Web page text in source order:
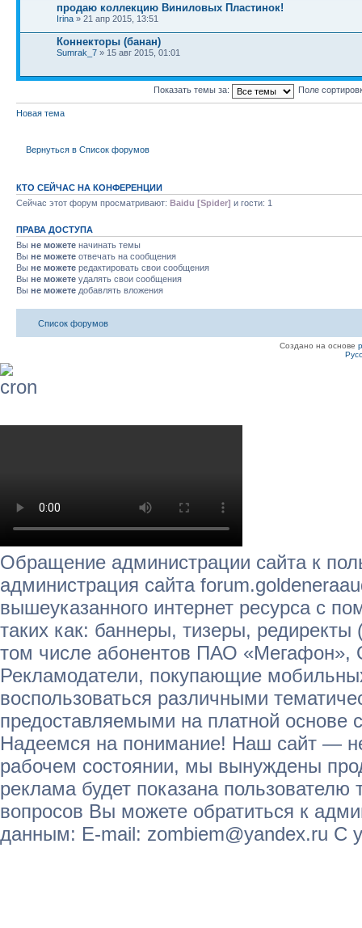
продаю коллекцию Виниловых Пластинок!
Irina » 21 апр 2015, 13:51
Коннекторы (банан)
Sumrak_7 » 15 авг 2015, 01:01
Показать темы за: Поле
Новая тема
Вернуться в Список форумов
КТО СЕЙЧАС НА КОНФЕРЕНЦИИ
Сейчас этот форум просматривают: Baidu [Spider] и гости: 1
ПРАВА ДОСТУПА
Вы не можете начинать темы
Вы не можете отвечать на сообщения
Вы не можете редактировать свои сообщения
Вы не можете удалять свои сообщения
Вы не можете добавлять вложения
Список форумов
Создано на основе
Обращение администрации сайта к
администрация сайта
вышеуказанного интернет ресурса с
таких как: баннеры, тизеры,
том числе абонентов ПАО
Рекламодатели, покупающие
воспользоваться различными
предоставляемыми на платной основе
Надеемся на понимание! Наш сайт —
рабочем состоянии, мы вынуждены
реклама будет показана пользователю
вопросов Вы можете обратиться к
данным: E-mail: zombiem@yandex.ru С